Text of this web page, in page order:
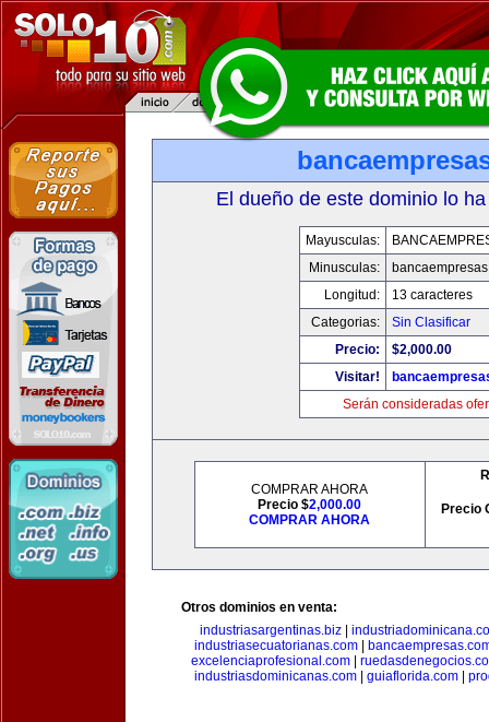
El dueño de este dominio lo
Mayusculas:
Minusculas:
Longitud:
13 caracteres
Categorias:
Sin Clasificar
Precio:
$2,000.00
Visitar!
Serán consideradas
COMPRAR AHORA
Precio $2,000.00
COMPRAR AHORA
Precio
Otros dominios en venta:
industriasargentinas.biz
industriasecuatorianas.com
excelenciaprofesional.com
industriasdominicanas.com
guiaflorida.com